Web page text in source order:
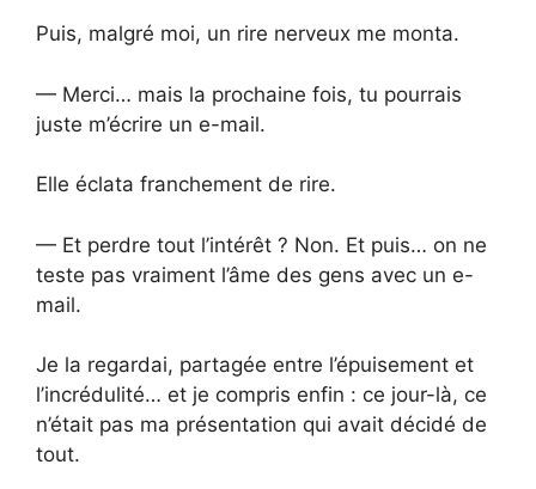
Puis, malgré moi, un rire nerveux me monta.
— Merci… mais la prochaine fois, tu pourrais
juste m’écrire un e-mail.
Elle éclata franchement de rire.
— Et perdre tout l’intérêt ? Non. Et puis… on ne
teste pas vraiment l’âme des gens avec un e-
mail.
Je la regardai, partagée entre l’épuisement et
l’incrédulité… et je compris enfin : ce jour-là, ce
n’était pas ma présentation qui avait décidé de
tout.